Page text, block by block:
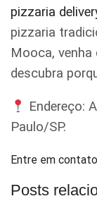
pizzaria
pizzaria
Mooca, venha
descubra
Endereço:
Paulo/SP.
Entre em
Posts